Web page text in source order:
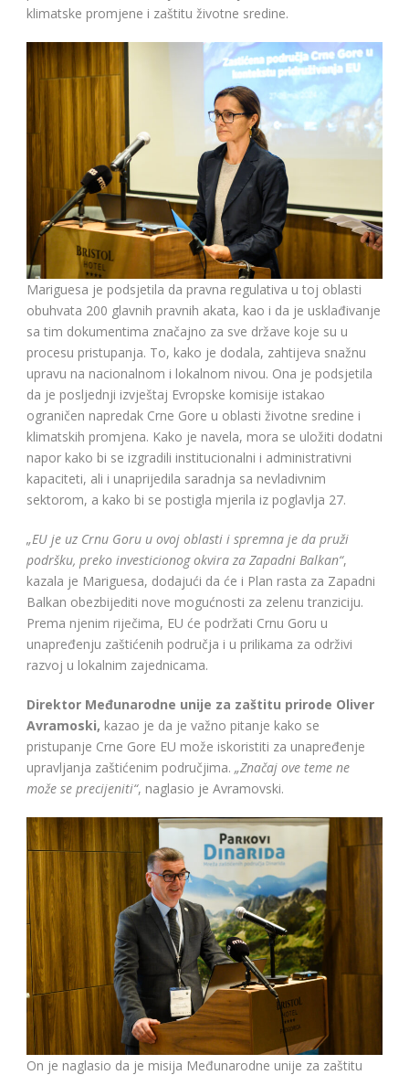
klimatske promjene i zaštitu životne sredine.
Mariguesa je podsjetila da pravna regulativa u toj oblasti
obuhvata 200 glavnih pravnih akata, kao i da je usklađivanje
sa tim dokumentima značajno za sve države koje su u
procesu pristupanja. To, kako je dodala, zahtijeva snažnu
upravu na nacionalnom i lokalnom nivou. Ona je podsjetila
da je posljednji izvještaj Evropske komisije istakao
ograničen napredak Crne Gore u oblasti životne sredine i
klimatskih promjena. Kako je navela, mora se uložiti dodatni
napor kako bi se izgradili institucionalni i administrativni
kapaciteti, ali i unaprijedila saradnja sa nevladivnim
sektorom, a kako bi se postigla mjerila iz poglavlja 27.
„EU je uz Crnu Goru u ovoj oblasti i spremna je da pruži
podršku, preko investicionog okvira za Zapadni Balkan“,
kazala je Mariguesa, dodajući da će i Plan rasta za Zapadni
Balkan obezbijediti nove mogućnosti za zelenu tranziciju.
Prema njenim riječima, EU će podržati Crnu Goru u
unapređenju zaštićenih područja i u prilikama za održivi
razvoj u lokalnim zajednicama.
Direktor Međunarodne unije za zaštitu prirode Oliver
Avramoski, kazao je da je važno pitanje kako se
pristupanje Crne Gore EU može iskoristiti za unapređenje
upravljanja zaštićenim područjima. „Značaj ove teme ne
može se precijeniti“, naglasio je Avramovski.
On je naglasio da je misija Međunarodne unije za zaštitu